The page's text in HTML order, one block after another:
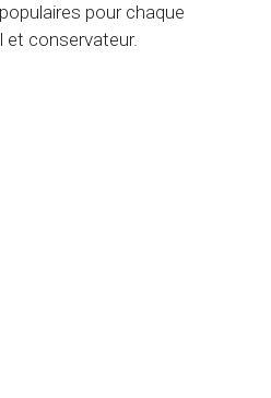
pour chaque
et conservateur.